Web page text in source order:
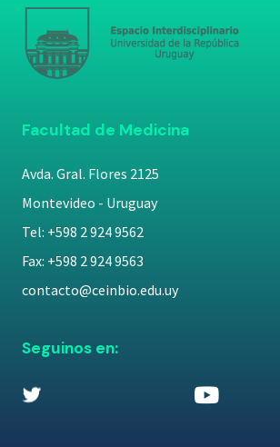
Facultad de Medicina
Avda. Gral. Flores 2125
Montevideo - Uruguay
Tel: +598 2 924 9562
Fax: +598 2 924 9563
contacto@ceinbio.edu.uy
Seguinos en: